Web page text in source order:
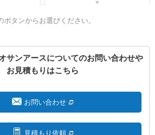
ボタンからお選びください。
サンアースについてのお問い合わせや
お見積もりはこちら
お問い合わせ
見積もり依頼